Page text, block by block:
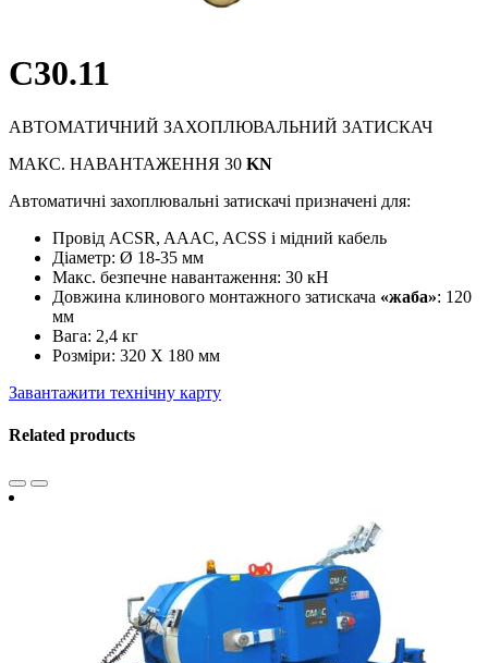
C30.11
АВТОМАТИЧНИЙ ЗАХОПЛЮВАЛЬНИЙ ЗАТИСКАЧ
МАКС. НАВАНТАЖЕННЯ 30 KN
Автоматичні захоплювальні затискачі призначені для:
Провід ACSR, AAAC, ACSS і мідний кабель
Діаметр: Ø 18-35 мм
Макс. безпечне навантаження: 30 кН
Довжина клинового монтажного затискача «жаба»: 120
мм
Вага: 2,4 кг
Розміри: 320 X 180 мм
Завантажити технічну карту
Related products